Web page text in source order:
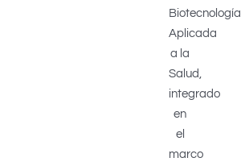
Biotecnología
Aplicada
a la
Salud,
integrado
en
el
marco